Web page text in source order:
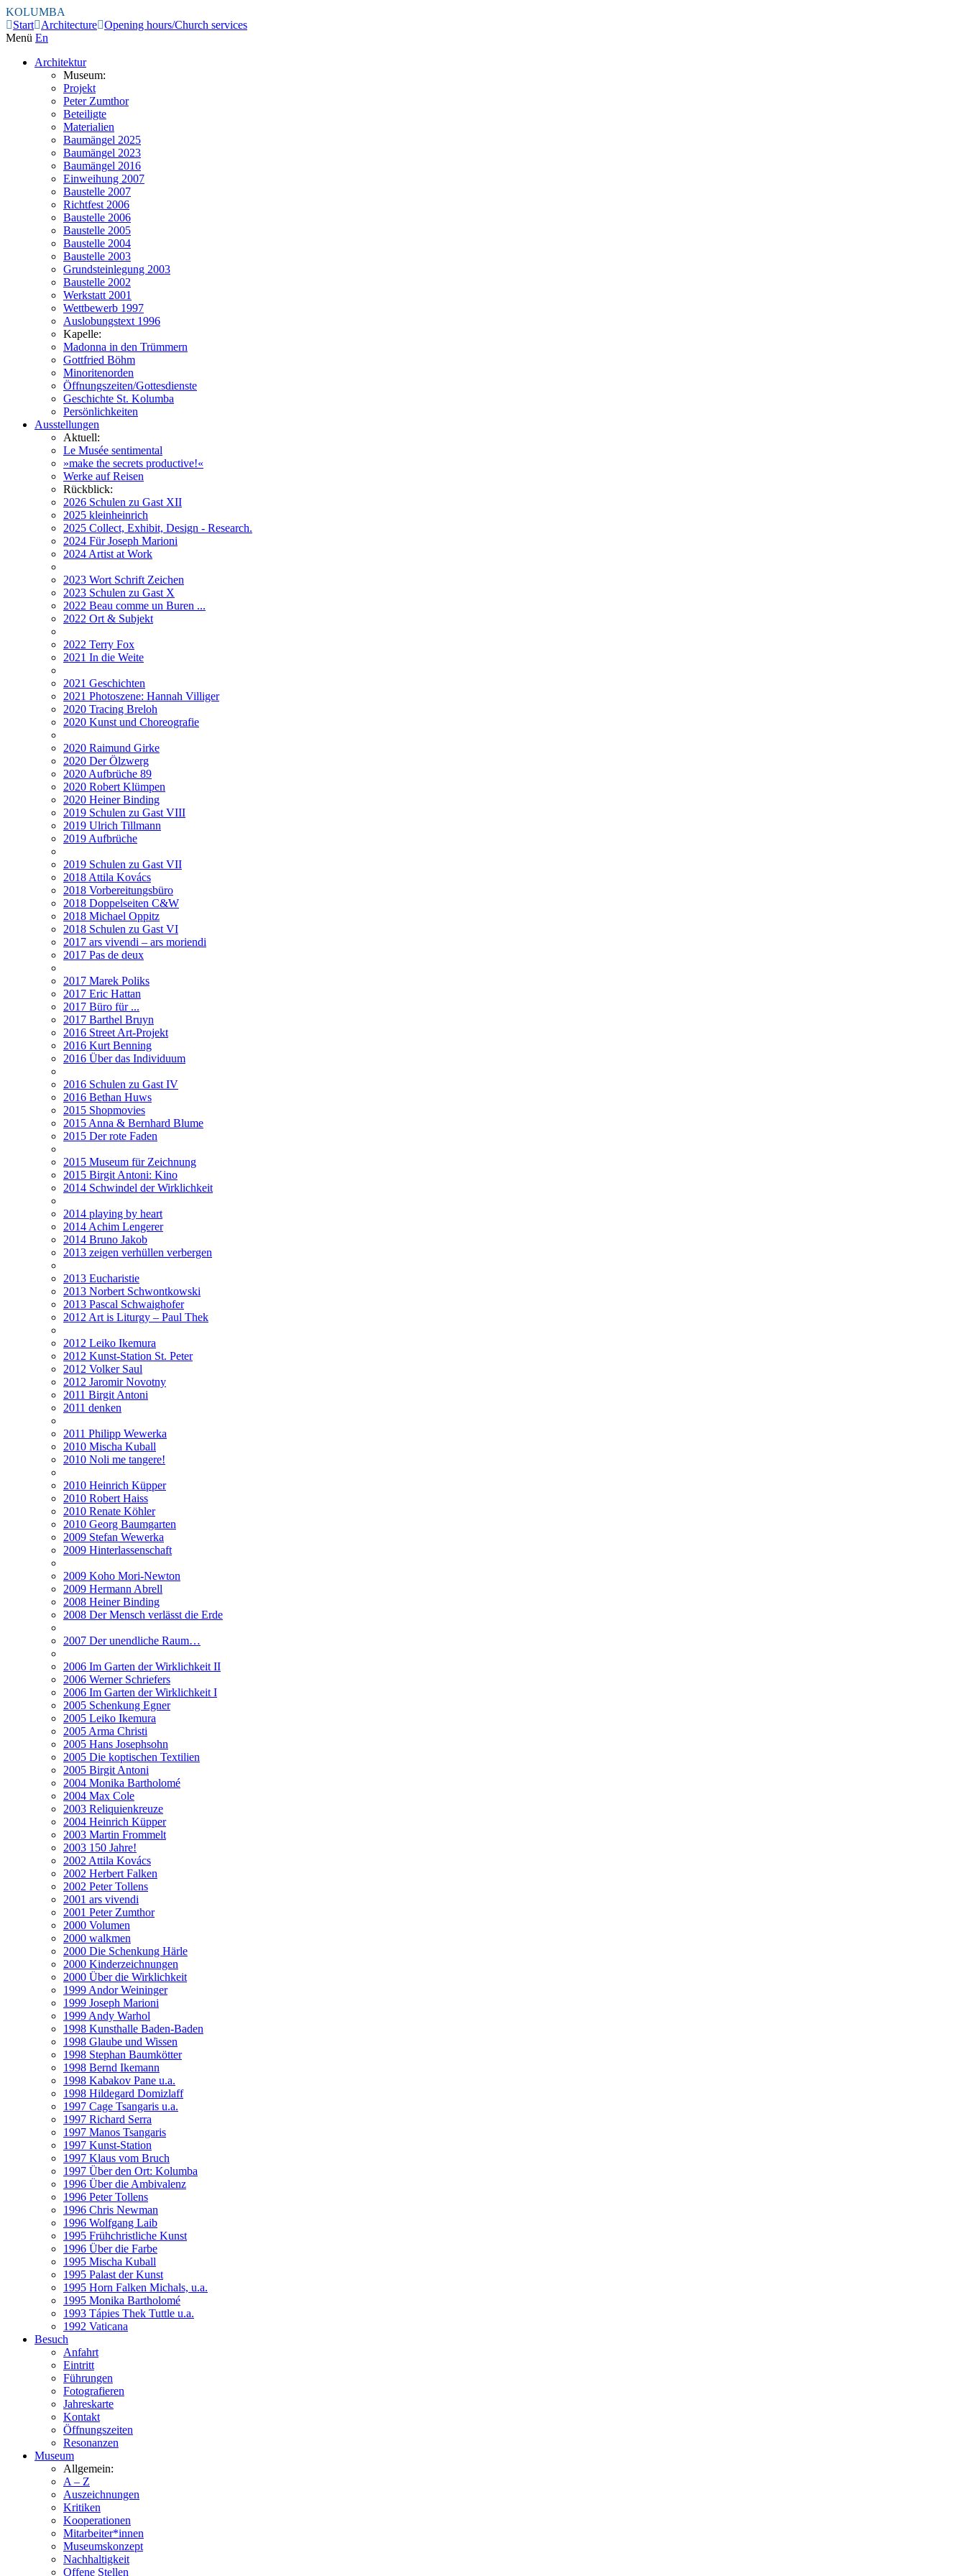
KOLUMBA
Start
Architecture Opening hours/Church services
Menü En
Architektur
Museum:
Projekt
Peter Zumthor
Beteiligte
Materialien
Baumängel 2025
Baumängel 2023
Baumängel 2016
Einweihung 2007
Baustelle 2007
Richtfest 2006
Baustelle 2006
Baustelle 2005
Baustelle 2004
Baustelle 2003
Grundsteinlegung 2003
Baustelle 2002
Werkstatt 2001
Wettbewerb 1997
Auslobungstext 1996
Kapelle:
Madonna in den Trümmern
Gottfried Böhm
Minoritenorden
Öffnungszeiten/Gottesdienste
Geschichte St. Kolumba
Persönlichkeiten
Ausstellungen
Aktuell:
Le Musée sentimental
»make the secrets productive!«
Werke auf Reisen
Rückblick:
2026 Schulen zu Gast XII
2025 kleinheinrich
2025 Collect, Exhibit, Design - Research.
2024 Für Joseph Marioni
2024 Artist at Work
2023 Wort Schrift Zeichen
2023 Schulen zu Gast X
2022 Beau comme un Buren ...
2022 Ort & Subjekt
2022 Terry Fox
2021 In die Weite
2021 Geschichten
2021 Photoszene: Hannah Villiger
2020 Tracing Breloh
2020 Kunst und Choreografie
2020 Raimund Girke
2020 Der Ölzwerg
2020 Aufbrüche 89
2020 Robert Klümpen
2020 Heiner Binding
2019 Schulen zu Gast VIII
2019 Ulrich Tillmann
2019 Aufbrüche
2019 Schulen zu Gast VII
2018 Attila Kovács
2018 Vorbereitungsbüro
2018 Doppelseiten C&W
2018 Michael Oppitz
2018 Schulen zu Gast VI
2017 ars vivendi – ars moriendi
2017 Pas de deux
2017 Marek Poliks
2017 Eric Hattan
2017 Büro für ...
2017 Barthel Bruyn
2016 Street Art-Projekt
2016 Kurt Benning
2016 Über das Individuum
2016 Schulen zu Gast IV
2016 Bethan Huws
2015 Shopmovies
2015 Anna & Bernhard Blume
2015 Der rote Faden
2015 Museum für Zeichnung
2015 Birgit Antoni: Kino
2014 Schwindel der Wirklichkeit
2014 playing by heart
2014 Achim Lengerer
2014 Bruno Jakob
2013 zeigen verhüllen verbergen
2013 Eucharistie
2013 Norbert Schwontkowski
2013 Pascal Schwaighofer
2012 Art is Liturgy – Paul Thek
2012 Leiko Ikemura
2012 Kunst-Station St. Peter
2012 Volker Saul
2012 Jaromir Novotny
2011 Birgit Antoni
2011 denken
2011 Philipp Wewerka
2010 Mischa Kuball
2010 Noli me tangere!
2010 Heinrich Küpper
2010 Robert Haiss
2010 Renate Köhler
2010 Georg Baumgarten
2009 Stefan Wewerka
2009 Hinterlassenschaft
2009 Koho Mori-Newton
2009 Hermann Abrell
2008 Heiner Binding
2008 Der Mensch verlässt die Erde
2007 Der unendliche Raum…
2006 Im Garten der Wirklichkeit II
2006 Werner Schriefers
2006 Im Garten der Wirklichkeit I
2005 Schenkung Egner
2005 Leiko Ikemura
2005 Arma Christi
2005 Hans Josephsohn
2005 Die koptischen Textilien
2005 Birgit Antoni
2004 Monika Bartholomé
2004 Max Cole
2003 Reliquienkreuze
2004 Heinrich Küpper
2003 Martin Frommelt
2003 150 Jahre!
2002 Attila Kovács
2002 Herbert Falken
2002 Peter Tollens
2001 ars vivendi
2001 Peter Zumthor
2000 Volumen
2000 walkmen
2000 Die Schenkung Härle
2000 Kinderzeichnungen
2000 Über die Wirklichkeit
1999 Andor Weininger
1999 Joseph Marioni
1999 Andy Warhol
1998 Kunsthalle Baden-Baden
1998 Glaube und Wissen
1998 Stephan Baumkötter
1998 Bernd Ikemann
1998 Kabakov Pane u.a.
1998 Hildegard Domizlaff
1997 Cage Tsangaris u.a.
1997 Richard Serra
1997 Manos Tsangaris
1997 Kunst-Station
1997 Klaus vom Bruch
1997 Über den Ort: Kolumba
1996 Über die Ambivalenz
1996 Peter Tollens
1996 Chris Newman
1996 Wolfgang Laib
1995 Frühchristliche Kunst
1996 Über die Farbe
1995 Mischa Kuball
1995 Palast der Kunst
1995 Horn Falken Michals, u.a.
1995 Monika Bartholomé
1993 Tápies Thek Tuttle u.a.
1992 Vaticana
Besuch
Anfahrt
Eintritt
Führungen
Fotografieren
Jahreskarte
Kontakt
Öffnungszeiten
Resonanzen
Museum
Allgemein:
A – Z
Auszeichnungen
Kritiken
Kooperationen
Mitarbeiter*innen
Museumskonzept
Nachhaltigkeit
Offene Stellen